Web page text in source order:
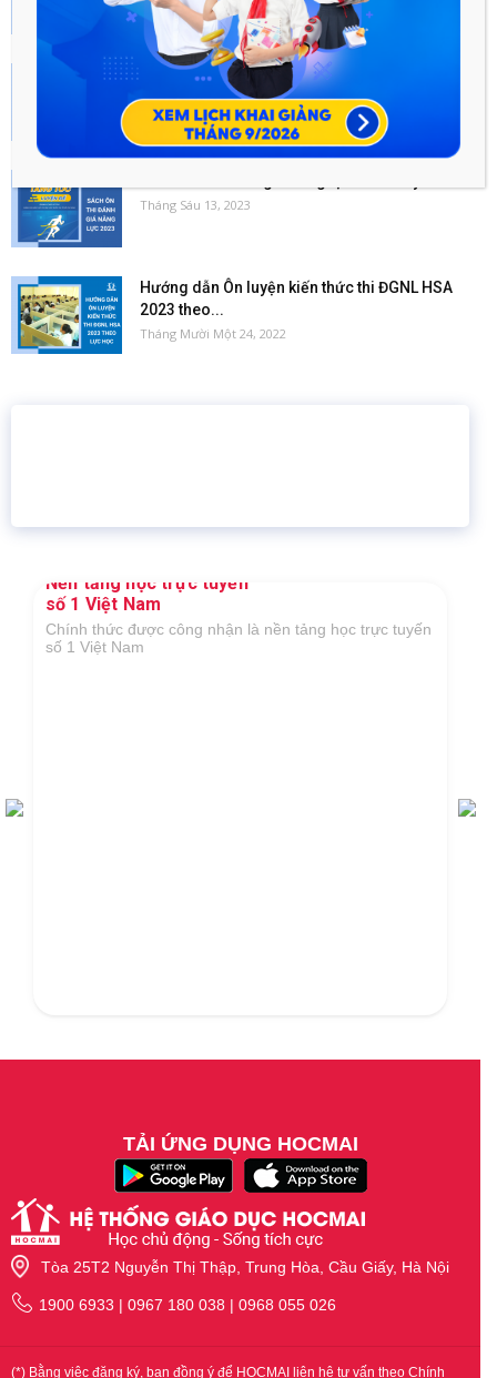
Tháng Mười Một 24, 2022
Hướng dẫn Ôn luyện kiến thức theo môn học
kỳ thi...
Tháng Mười Một 24, 2022
Tháng Sáu 13, 2023
Hướng dẫn Ôn luyện kiến thức thi ĐGNL HSA
2023 theo...
Tháng Mười Một 24, 2022
Nền tảng học trực tuyến
số 1 Việt Nam
Chính thức được công nhận là nền tảng học trực tuyến
số 1 Việt Nam
TẢI ỨNG DỤNG HOCMAI
Tòa 25T2 Nguyễn Thị Thập, Trung Hòa, Cầu Giấy, Hà Nội
1900 6933 | 0967 180 038 | 0968 055 026
(*) Bằng việc đăng ký, bạn đồng ý để HOCMAI liên hệ tư vấn theo Chính